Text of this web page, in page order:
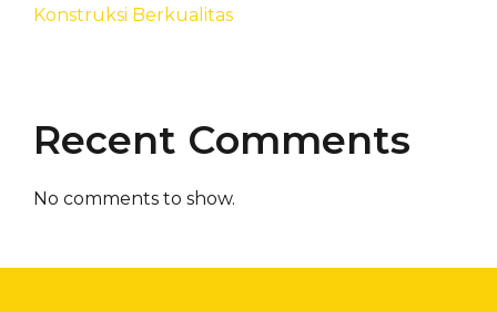
Konstruksi Berkualitas
Recent Comments
No comments to show.